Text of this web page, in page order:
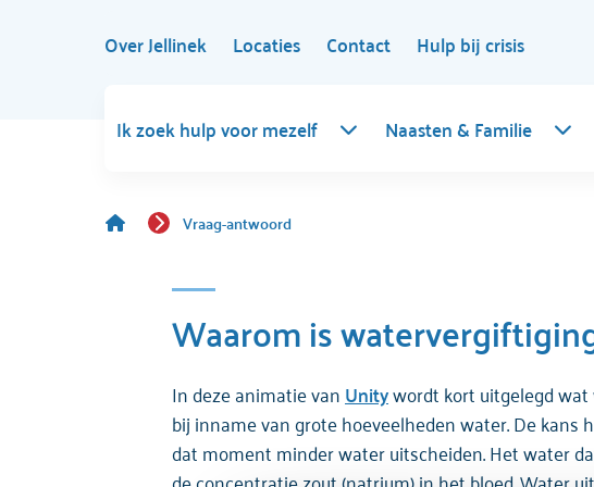
Over Jellinek Locaties Contact Hulp bij crisis
Ik zoek hulp voor mezelf Naasten & Familie
Vraag-antwoord
Waarom is
In deze animatie vanUnitywordt kort uitgelegd
bij inname van grote hoeveelheden water. De kans
dat moment minder water uitscheiden. Het water